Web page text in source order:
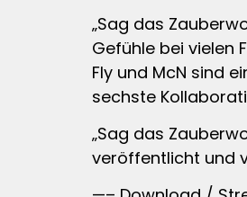
„Sag das
Gefühle bei vielen
Fly und McN sind
sechste
„Sag das
veröffentlicht und